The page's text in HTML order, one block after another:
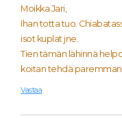
Moikka Jari,
Ihan totta tuo.
isot kuplat jne.
Tien tämän lähinnä
koitan tehdä
Vastaa